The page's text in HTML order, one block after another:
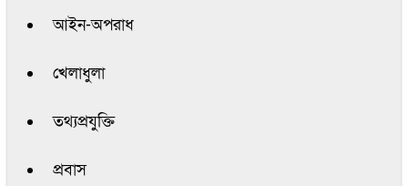
আইন-অপরাধ
খেলাধুলা
তথ্যপ্রযুক্তি
প্রবাস